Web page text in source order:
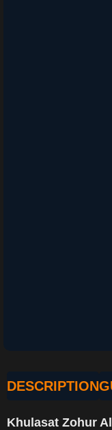
DESCRIPTION
Khulasat Zohur